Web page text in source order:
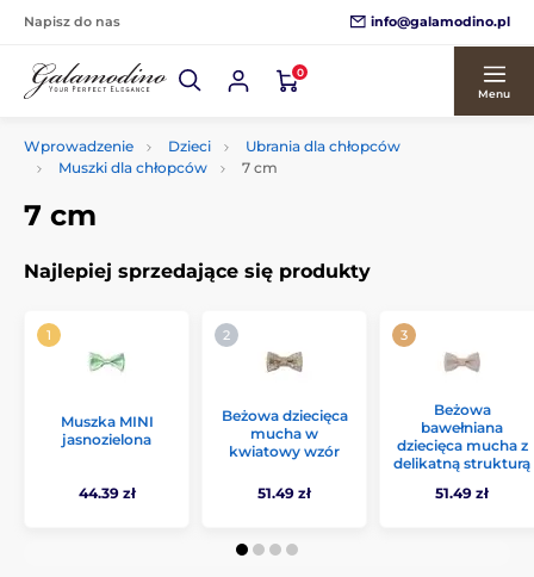
Napisz do nas info@galamodino.pl
0
Menu
Wprowadzenie Dzieci
Ubrania dla chłopców
Muszki dla chłopców
7 cm
7 cm
Najlepiej sprzedające się produkty
Muszka MINI
jasnozielona
44.39 zł
Beżowa dziecięca
mucha w
kwiatowy wzór
51.49 zł
Beżowa
bawełniana
dziecięca mucha z
delikatną strukturą
51.49 zł